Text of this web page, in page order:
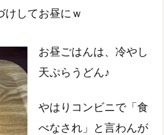
けしてお昼にｗ
お昼ごはんは、冷やし
天ぷらうどん♪
やはりコンビニで「食
べなされ」と言わんが